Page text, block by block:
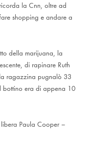
la Cnn, oltre ad
shopping e andare a
della marijuana, la
di rapinare Ruth
ragazzina pugnalò 33
bottino era di appena 10
Paula Cooper –